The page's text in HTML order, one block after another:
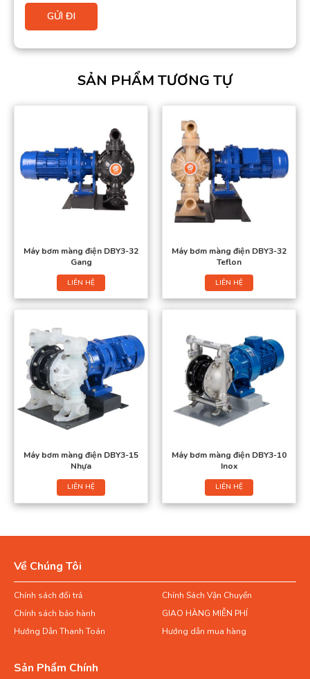
SẢN PHẨM TƯƠNG TỰ
Máy bơm màng điện DBY3-32
Gang
LIÊN HỆ
Máy bơm màng điện DBY3-32
Teflon
LIÊN HỆ
Máy bơm màng điện DBY3-15
Nhựa
LIÊN HỆ
Máy bơm màng điện DBY3-10
Inox
LIÊN HỆ
Về Chúng Tôi
Chính sách đổi trả
Chính Sách Vận Chuyển
Chính sách bảo hành
GIAO HÀNG MIỄN PHÍ
Hướng Dẫn Thanh Toán
Hướng dẫn mua hàng
Sản Phẩm Chính